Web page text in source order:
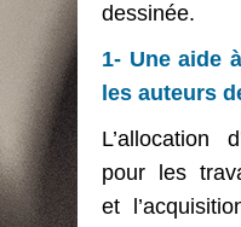
dessinée.
1- Une aide
les auteurs
L’allocation
pour les
et